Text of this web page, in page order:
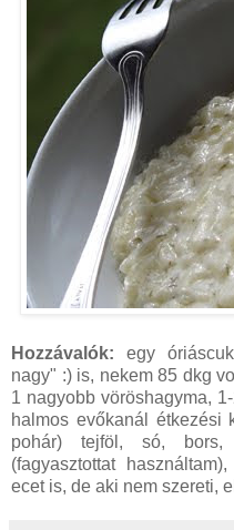
Hozzávalók: egy
nagy" :) is, nekem 85 dkg
1 nagyobb vöröshagyma,
halmos evőkanál étkezési
pohár) tejföl, só,
(fagyasztottat
ecet is, de aki nem szereti,